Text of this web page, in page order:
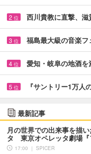
2 位 西川貴教に直撃、
3 位 福島最大級の音楽
4 位 愛知・岐阜の地酒
5 位 『サントリー1万
最新記事
月の世界での出来事を描
タ 東京オペレッタ劇場『
17:00 ｜ SPICER